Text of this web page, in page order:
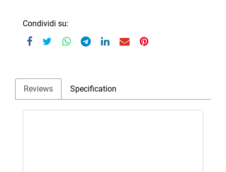
Condividi su:
Reviews Specification